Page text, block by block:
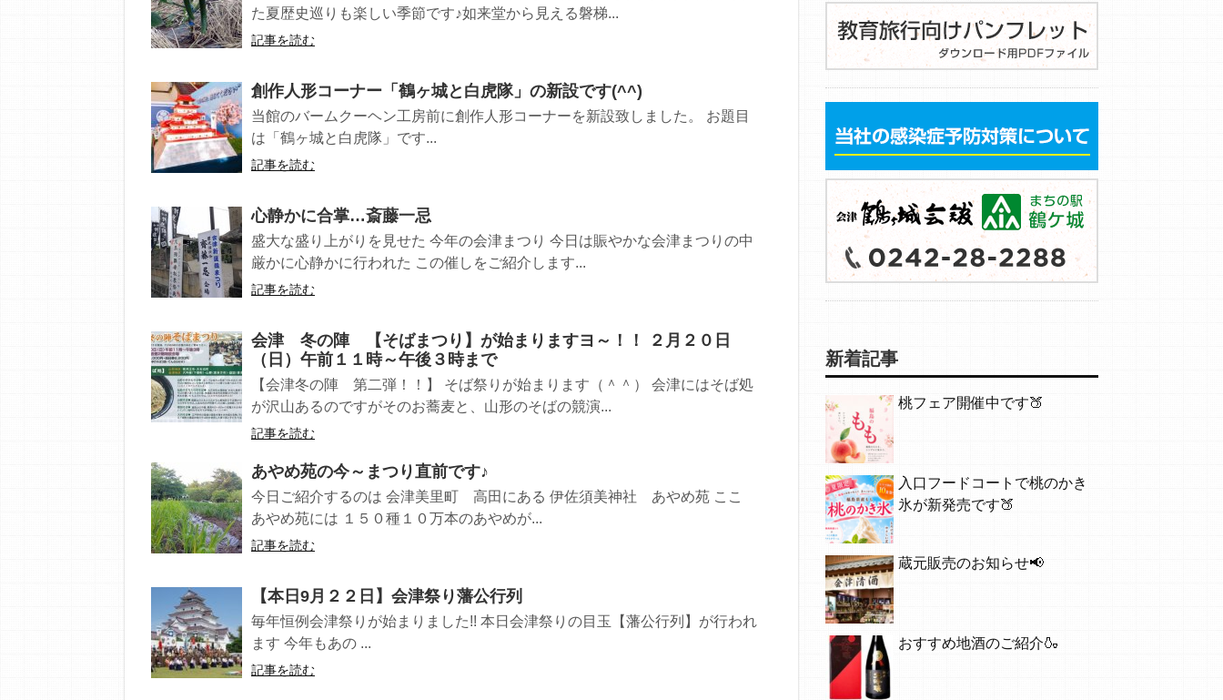
た夏歴史巡りも楽しい季節です♪如来堂から見える磐梯...
記事を読む
創作人形コーナー「鶴ヶ城と白虎隊」の新設です(^^)
当館のバームクーヘン工房前に創作人形コーナーを新設致しました。 お題目
は「鶴ヶ城と白虎隊」です...
記事を読む
心静かに合掌…斎藤一忌
盛大な盛り上がりを見せた 今年の会津まつり 今日は賑やかな会津まつりの中
厳かに心静かに行われた この催しをご紹介します...
記事を読む
会津 冬の陣 【そばまつり】が始まりますヨ～！！ ２月２０日
（日）午前１１時～午後３時まで
【会津冬の陣 第二弾！！】 そば祭りが始まります（＾＾） 会津にはそば処
が沢山あるのですがそのお蕎麦と、山形のそばの競演...
記事を読む
あやめ苑の今～まつり直前です♪
今日ご紹介するのは 会津美里町 高田にある 伊佐須美神社 あやめ苑 ここ
あやめ苑には １５０種１０万本のあやめが...
記事を読む
【本日9月２２日】会津祭り藩公行列
毎年恒例会津祭りが始まりました!! 本日会津祭りの目玉【藩公行列】が行われ
ます 今年もあの ...
記事を読む
新着記事
桃フェア開催中です🍑
入口フードコートで桃のかき
氷が新発売です🍑
蔵元販売のお知らせ📢
おすすめ地酒のご紹介🍶